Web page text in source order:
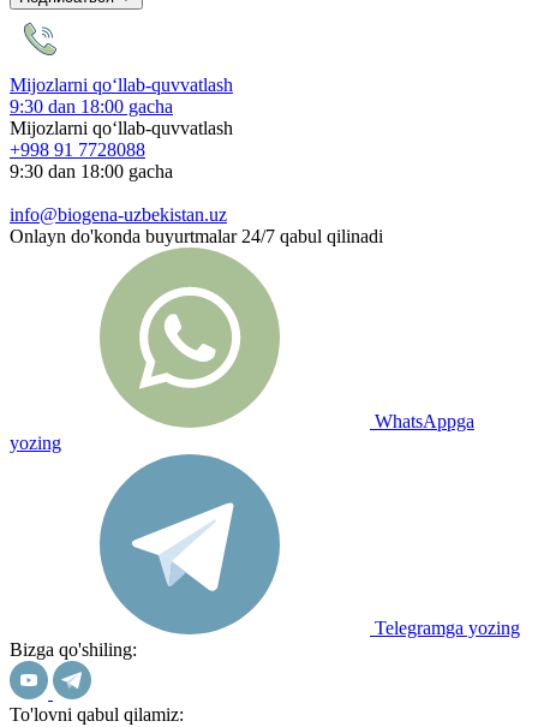
Mijozlarni qo‘llab-quvvatlash
9:30 dan 18:00 gacha
Mijozlarni qo‘llab-quvvatlash
+998 91 7728088
9:30 dan 18:00 gacha
info@biogena-uzbekistan.uz
Onlayn do'konda buyurtmalar 24/7 qabul qilinadi
WhatsAppga
yozing
Telegramga yozing
Bizga qo'shiling:
To'lovni qabul qilamiz: